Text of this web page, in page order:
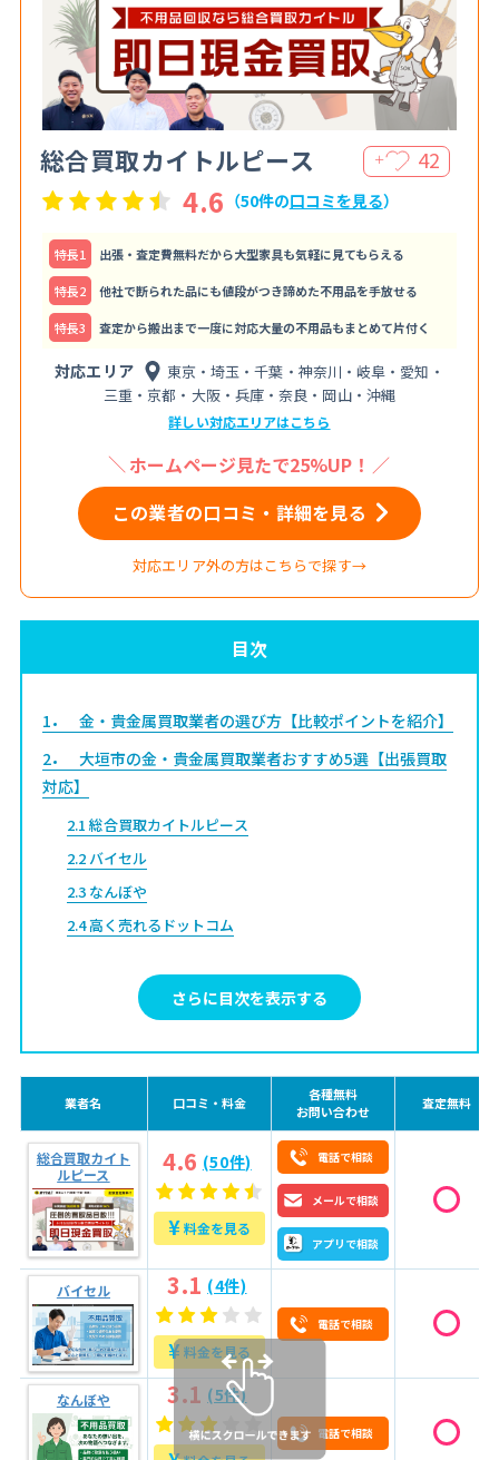
総合買取カイトルピース ＋ 42
4.6 （50件の口コミを見る）
特⻑1 出張・査定費無料だから大型家具も気軽に見てもらえる
特⻑2 他社で断られた品にも値段がつき諦めた不用品を手放せる
特⻑3 査定から搬出まで一度に対応大量の不用品もまとめて片付く
対応エリア
東京・埼玉・千葉・神奈川・岐阜・愛知・
三重・京都・大阪・兵庫・奈良・岡山・沖縄
詳しい対応エリアはこちら
ホームページ見たで25%UP！
この業者の口コミ・詳細を見る
対応エリア外の方はこちらで探す→
目次
1
金・貴金属買取業者の選び方【比較ポイントを紹介】
2
大垣市の金・貴金属買取業者おすすめ5選【出張買取
対応】
2.1 総合買取カイトルピース
2.2バイセル
2.3なんぼや
2.4高く売れるドットコム
大垣市の金・貴金属の買取相場
4.1コツ①：金相場・刻印・重量を把握する
4.2コツ②：付属品・保証書を揃える
4.3コツ③：他の品物もまとめて売る
4.4コツ④：キャンペーン情報を確認する
4.5コツ⑤：複数業者で比較する
5
金・貴金属の3つの買取方法
6
金・貴金属なら出張買取がおすすめ！依頼の流れを紹
介
7
大垣市で評判の良いリサイクルショップを探そう！
さらに目次を表示する
業者名 口コミ・料金
各種無料
お問い合わせ
査定無料
総合買取カイト
ルピース
4.6 (50件)
¥料金を見る
電話で相談
メールで相談
アプリで相談
バイセル 3.1 (4件)
¥ 料金を見る
電話で相談
なんぼや 3.1 (5件)
電話で相談